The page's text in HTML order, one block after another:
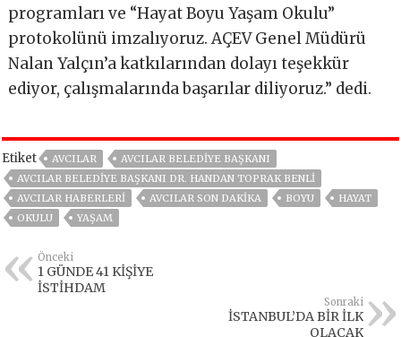
programları ve “Hayat Boyu Yaşam Okulu”
protokolünü imzalıyoruz. AÇEV Genel Müdürü
Nalan Yalçın’a katkılarından dolayı teşekkür
ediyor, çalışmalarında başarılar diliyoruz.” dedi.
Etiket AVCILAR
AVCILAR BELEDIYE BAŞKANI
AVCILAR BELEDIYE BAŞKANI DR. HANDAN TOPRAK BENLI
AVCILAR HABERLERI
AVCILAR SON DAKIKA BOYU
HAYAT
OKULU
YAŞAM
Önceki
1 GÜNDE 41 KİŞİYE
İSTİHDAM
Sonraki
İSTANBUL’DA BİR İLK
OLACAK